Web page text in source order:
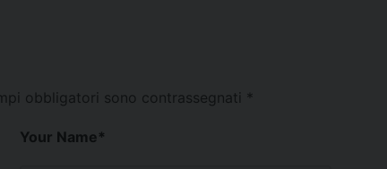
obbligatori sono contrassegnati *
Your Name*